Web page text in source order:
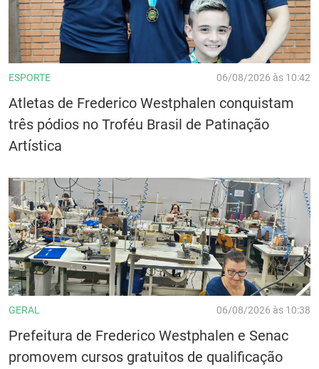
ESPORTE 06/08/2026 às 10:42
Atletas de Frederico Westphalen conquistam
três pódios no Troféu Brasil de Patinação
Artística
GERAL 06/08/2026 às 10:38
Prefeitura de Frederico Westphalen e Senac
promovem cursos gratuitos de qualificação